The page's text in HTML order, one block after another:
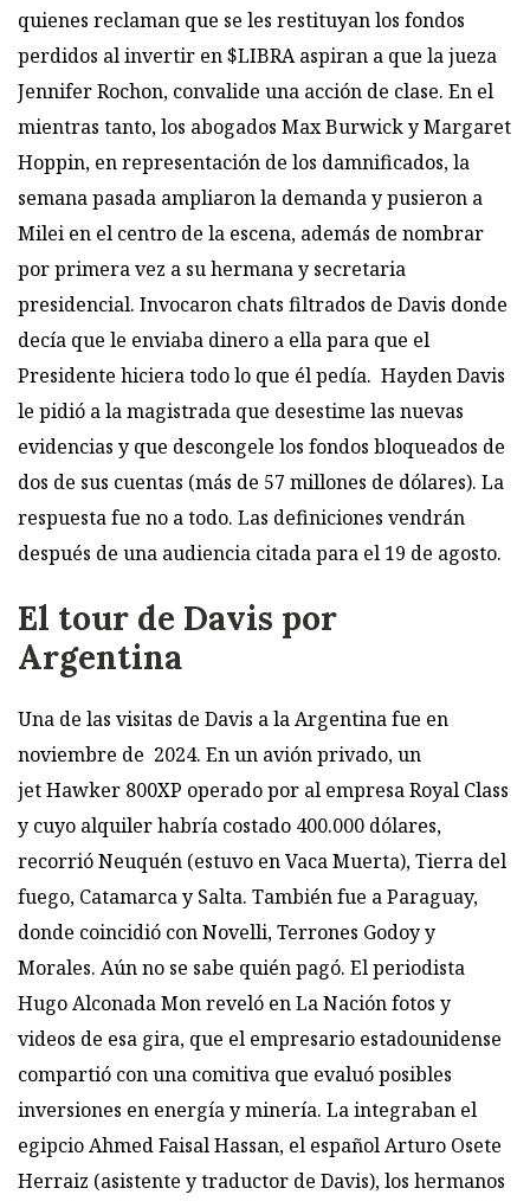
quienes reclaman que se les restituyan los fondos
perdidos al invertir en $LIBRA aspiran a que la jueza
Jennifer Rochon, convalide una acción de clase. En el
mientras tanto, los abogados Max Burwick y Margaret
Hoppin, en representación de los damnificados, la
semana pasada ampliaron la demanda y pusieron a
Milei en el centro de la escena, además de nombrar
por primera vez a su hermana y secretaria
presidencial. Invocaron chats filtrados de Davis donde
decía que le enviaba dinero a ella para que el
Presidente hiciera todo lo que él pedía. Hayden Davis
le pidió a la magistrada que desestime las nuevas
evidencias y que descongele los fondos bloqueados de
dos de sus cuentas (más de 57 millones de dólares). La
respuesta fue no a todo. Las definiciones vendrán
después de una audiencia citada para el 19 de agosto.
El tour de Davis por
Argentina
Una de las visitas de Davis a la Argentina fue en
noviembre de 2024. En un avión privado, un
jet Hawker 800XP operado por al empresa Royal Class
y cuyo alquiler habría costado 400.000 dólares,
recorrió Neuquén (estuvo en Vaca Muerta), Tierra del
fuego, Catamarca y Salta. También fue a Paraguay,
donde coincidió con Novelli, Terrones Godoy y
Morales. Aún no se sabe quién pagó. El periodista
Hugo Alconada Mon reveló en La Nación fotos y
videos de esa gira, que el empresario estadounidense
compartió con una comitiva que evaluó posibles
inversiones en energía y minería. La integraban el
egipcio Ahmed Faisal Hassan, el español Arturo Osete
Herraiz (asistente y traductor de Davis), los hermanos